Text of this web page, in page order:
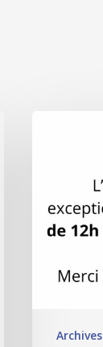
Archives